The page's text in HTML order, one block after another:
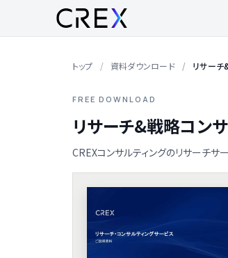
トップ 資料ダウンロード リサーチ
FREE DOWNLOAD
リサーチ&戦略コン
CREXコンサルティングのリサーチサ